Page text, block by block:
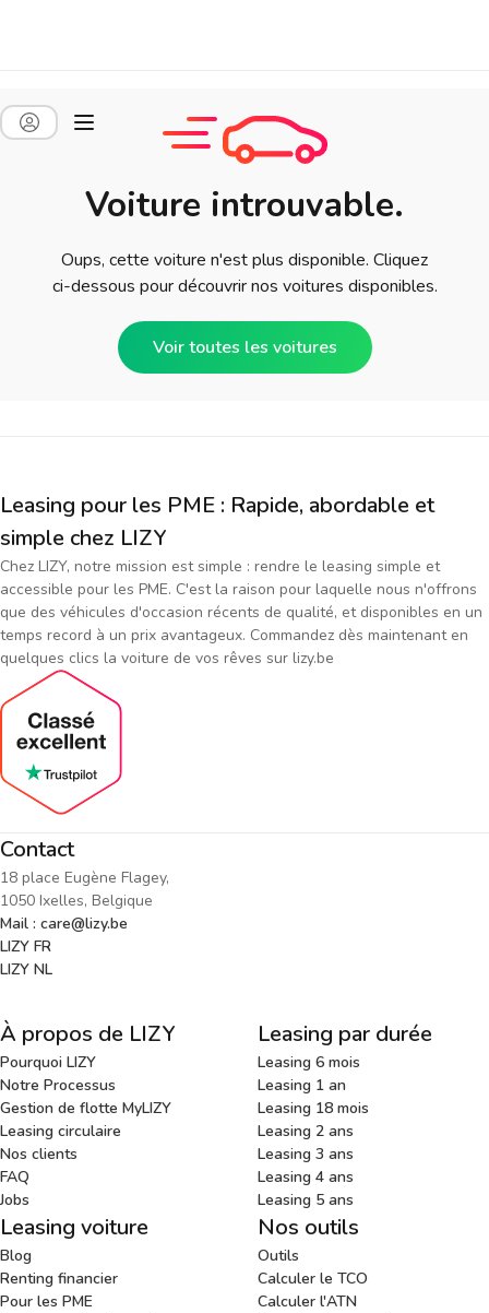
Voiture introuvable.
Oups, cette voiture n'est plus disponible. Cliquez
ci-dessous pour découvrir nos voitures disponibles.
Voir toutes les voitures
Leasing pour les PME : Rapide, abordable et
simple chez LIZY
Chez LIZY, notre mission est simple : rendre le leasing simple et
accessible pour les PME. C'est la raison pour laquelle nous n'offrons
que des véhicules d'occasion récents de qualité, et disponibles en un
temps record à un prix avantageux. Commandez dès maintenant en
quelques clics la voiture de vos rêves sur lizy.be
Contact
18 place Eugène Flagey,
1050 Ixelles, Belgique
Mail : care@lizy.be
LIZY FR
LIZY NL
À propos de LIZY
Pourquoi LIZY
Notre Processus
Gestion de flotte MyLIZY
Leasing circulaire
Nos clients
FAQ
Jobs
Leasing par durée
Leasing 6 mois
Leasing 1 an
Leasing 18 mois
Leasing 2 ans
Leasing 3 ans
Leasing 4 ans
Leasing 5 ans
Leasing voiture
Blog
Renting financier
Pour les PME
Nos outils
Outils
Calculer le TCO
Calculer l'ATN